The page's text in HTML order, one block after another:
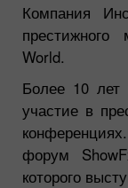
Компания
World.
Более 10 лет
участие в
форум
которого